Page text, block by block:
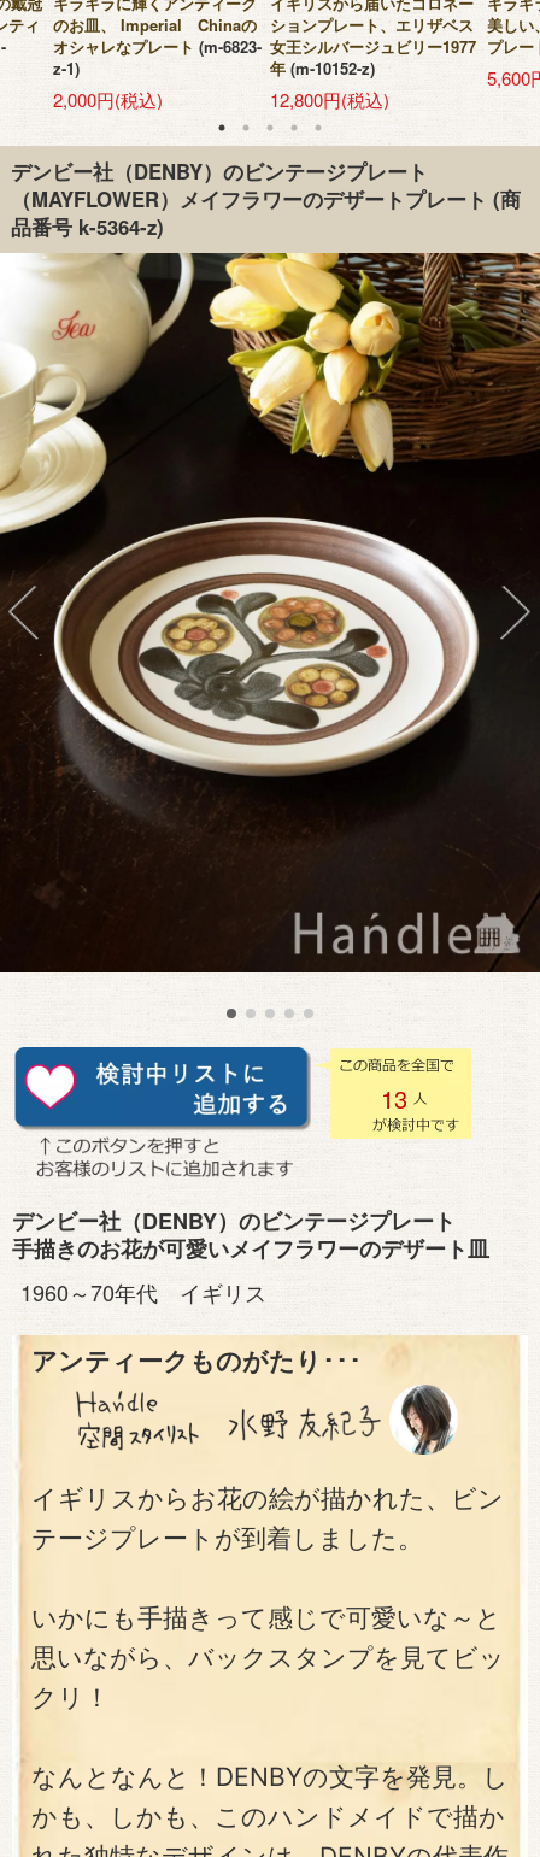
ティ
のお皿、 Imperial Chinaの
オシャレなプレート (m-6823-
z-1)
2,000円(税込)
ションプレート、エリザベス
女王シルバージュビリー1977
年 (m-10152-z)
12,800円(税込)
美しい
プレー
5,600
デンビー社（DENBY）のビンテージプレート
（MAYFLOWER）メイフラワーのデザートプレート (商
品番号 k-5364-z)
13
デンビー社（DENBY）のビンテージプレート
手描きのお花が可愛いメイフラワーのデザート皿
1960～70年代 イギリス
アンティークものがたり･･･
イギリスからお花の絵が描かれた、ビン
テージプレートが到着しました。
いかにも手描きって感じで可愛いな～と
思いながら、バックスタンプを見てビッ
クリ！
なんとなんと！DENBYの文字を発見。し
かも、しかも、このハンドメイドで描か